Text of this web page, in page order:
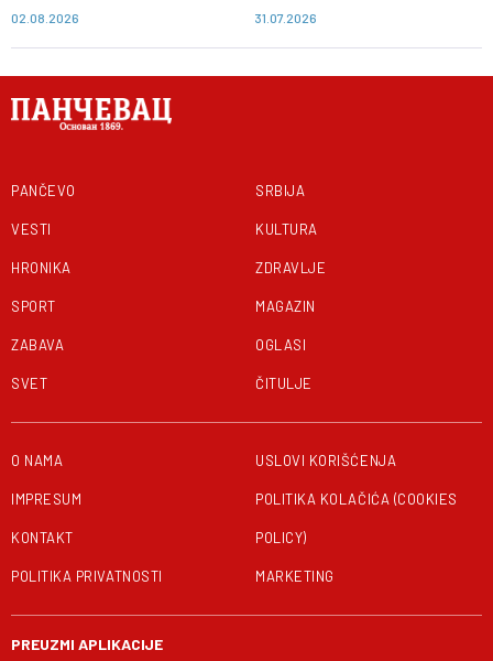
02.08.2026 31.07.2026
PANČEVO
VESTI
HRONIKA
SPORT
ZABAVA
SVET
SRBIJA
KULTURA
ZDRAVLJE
MAGAZIN
OGLASI
ČITULJE
O NAMA
IMPRESUM
KONTAKT
POLITIKA PRIVATNOSTI
USLOVI KORIŠĆENJA
POLITIKA KOLAČIĆA (COOKIES
POLICY)
MARKETING
PREUZMI APLIKACIJE